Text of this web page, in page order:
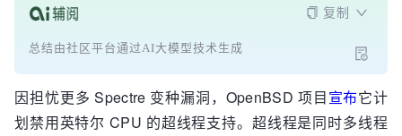
复制
总结由社区平台通过AI大模型技术生成
因担忧更多 Spectre 变种漏洞，OpenBSD 项目宣布它计
划禁用英特尔 CPU 的超线程支持。超线程是同时多线程